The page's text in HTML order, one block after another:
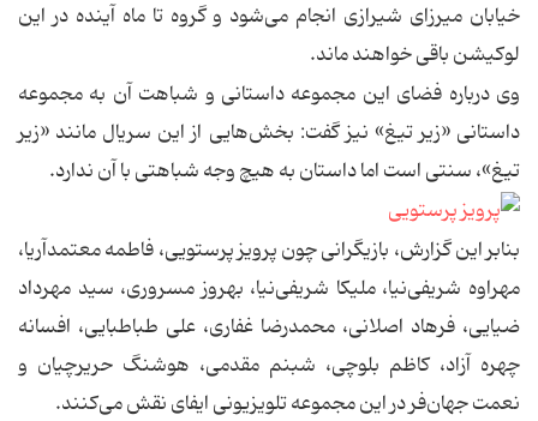
خیابان میرزای شیرازی انجام می‌شود و گروه تا ماه آینده در این
لوكیشن باقی خواهند ماند.
وی درباره فضای این مجموعه داستانی و شباهت آن به مجموعه
داستانی «زیر تیغ» نیز گفت: بخش‌هایی از این سریال مانند «زیر
تیغ»، سنتی است اما داستان به هیچ وجه شباهتی با آن ندارد.
بنابر این گزارش،‌ بازیگرانی چون پرویز پرستویی، فاطمه معتمدآریا،
مهراوه شریفی‌نیا، ملیكا شریفی‌نیا، بهروز مسروری، سید مهرداد
ضیایی، فرهاد اصلانی، محمدرضا غفاری، علی طباطبایی، افسانه
چهره آزاد، كاظم بلوچی،‌ شبنم مقدمی، هوشنگ حریرچیان و
نعمت جهان‌فر در این مجموعه تلویزیونی ایفای نقش می‌كنند.